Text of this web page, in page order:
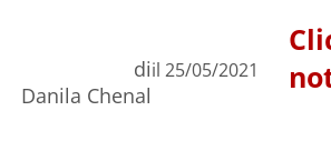
di
Danila Chenal
il 25/05/2021